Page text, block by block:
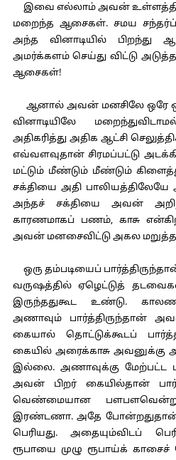
இவை எல்லாம் அவன்
மறைந்த ஆசைகள். சமய
அந்த வினாடியில் பிறந்து
அமர்க்களம் செய்து விட்டு
ஆசைகள்!
ஆனால் அவன் மனசிலே ஒரே
வினாடியிலே
அதிகரித்து அதிக ஆட்சி
எவ்வளவுதான் சிரமப்பட்டு
மட்டும் மீண்டும் மீண்டும்
சக்தியை அதி
அந்தச் சக்தியை அவன்
காரணமாகப் பணம், காசு
அவன் மனசைவிட்டு அகல
ஒரு தம்படியைப்
வருஷத்தில் ஏழெட்டுத்
இருந்ததுகூட உண்டு.
அணாவும் பார்த்திருந்தான்
கையால் தொட்டுக்கூடப்
கையில் அரைக்காசு அவனுக்கு
இல்லை. அணாவுக்கு மேற்பட்ட
அவன் பிறர் கையில்தான்
வெண்மையான பளபளவென்று
இரண்டணா. அதே
பெரியது. அதையும்விடப்
ரூபாயை முழு ரூபாய்க்